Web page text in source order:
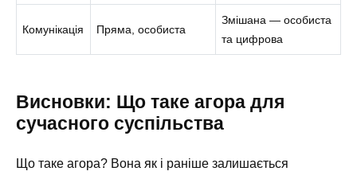
Комунікація Пряма, особиста
Змішана — особиста
та цифрова
Висновки: Що таке агора для
сучасного суспільства
Що таке агора? Вона як і раніше залишається